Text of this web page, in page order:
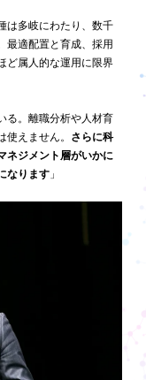
は多岐にわたり、数千
最適配置と育成、採用
ど属人的な運用に限界
る。離職分析や人材育
えません。 さらに科
ネジメント層がいかに
なります」